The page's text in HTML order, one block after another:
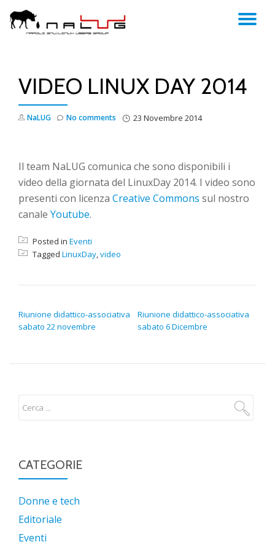
Skip
VIDEO LINUX DAY 2014
NaLUG 23 Novembre 2014
No comments
Il team NaLUG comunica che sono disponibili i
video della giornata del LinuxDay 2014. I video sono
presenti con licenza Creative Commons sul nostro
canale Youtube.
Posted in Eventi
Tagged LinuxDay,video
Riunione didattico-associativa
sabato 22 novembre
Riunione didattico-associativa
sabato 6 Dicembre
CATEGORIE
Donne e tech
Editoriale
Eventi